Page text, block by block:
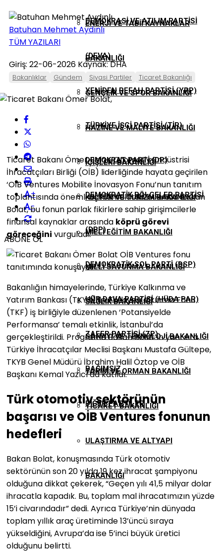
DEMOKRASI VE ATILIM PARTISI
(DEVA)
YENIDEN REFAH PARTISI (YRP)
TÜRKIYE İŞÇI PARTISI (TİP)
DEMOKRAT PARTI (DP)
DEMOKRATIK BÖLGELER PARTISI
(DBP)
DEMOKRATIK SOL PARTI (DSP)
HÜR DAVA PARTISI (HÜDA PAR)
ZAFER PARTISI (ZP)
BAĞIMSIZ
DIĞER PARTILER
ENERJI VE TABII KAYNAKLAR
BAKANLIĞI
GENÇLIK VE SPOR BAKANLIĞI
HAZINE VE MALIYE BAKANLIĞI
İÇIŞLERI BAKANLIĞI
KÜLTÜR VE TURIZM BAKANLIĞI
MILLI EĞITIM BAKANLIĞI
MILLI SAVUNMA BAKANLIĞI
SAĞLIK BAKANLIĞI
SANAYI VE TEKNOLOJI BAKANLIĞI
TARIM VE ORMAN BAKANLIĞI
TICARET BAKANLIĞI
ULAŞTIRMA VE ALTYAPI
BAKANLIĞI
Batuhan Mehmet Aydınlı
TÜM YAZILARI
Giriş: 22-06-2026 Kaynak: DHA
Bakanlıklar Gündem Siyasi Partiler Ticaret Bakanlığı
+
-
ABONE OL
Ticaret Bakanı Ömer Bolat, Otomotiv Endüstrisi
İhracatçıları Birliği (OİB) liderliğinde hayata geçirilen
‘OİB Ventures Mobilite İnovasyon Fonu’nun tanıtım
toplantısında önemli açıklamalarda bulundu. Bakan
Bolat, bu fonun parlak fikirlere sahip girişimcilerle
finansal kaynaklar arasında köprü görevi
göreceğini vurguladı.
Bakanlığın himayelerinde, Türkiye Kalkınma ve
Yatırım Bankası (TKYB) ile Türkiye Kalkınma Fonu
(TKF) iş birliğiyle düzenlenen ‘Potansiyelde
Performansa’ temalı etkinlik, İstanbul’da
gerçekleştirildi. Programa Bakan Bolat’ın yanı sıra
Türkiye İhracatçılar Meclisi Başkanı Mustafa Gültepe,
TKYB Genel Müdürü İbrahim Halil Öztop ve OİB
Başkanı Kemal Yazıcı da katıldı.
Türk otomotiv sektörünün
başarısı ve OİB Ventures fonunun
hedefleri
Bakan Bolat, konuşmasında Türk otomotiv
sektörünün son 20 yılda 19 kez ihracat şampiyonu
olduğuna dikkat çekerek, “Geçen yılı 41,5 milyar dolar
ihracatla kapadık. Bu, toplam mal ihracatımızın yüzde
15’i civarındadır” dedi. Ayrıca Türkiye’nin dünyada
toplam yıllık araç üretiminde 13’üncü sıraya
yükseldiğini, Avrupa’da ise 5’inci büyük üretici
olduğunu belirtti.